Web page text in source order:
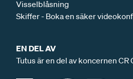
Visselblåsning
Skiffer - Boka en säker
EN DEL AV
Tutus är en del av koncernen CR